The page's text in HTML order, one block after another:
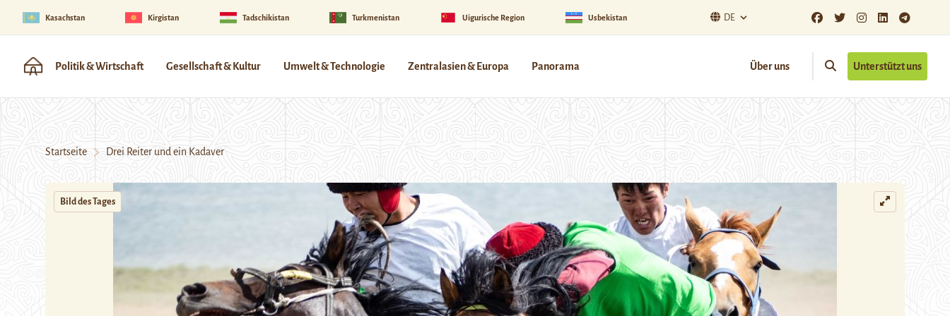
Kasachstan Kirgistan Tadschikistan Turkmenistan Uigurische Region Usbekistan DE
Politik & Wirtschaft Gesellschaft & Kultur Umwelt & Technologie Zentralasien & Europa Panorama Über uns Unterstützt uns
Startseite Drei Reiter und ein Kadaver
Bild des Tages